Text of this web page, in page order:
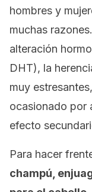
hombres y
muchas
alteración
DHT), la
muy
ocasionado por
efecto
Para hacer
champú,